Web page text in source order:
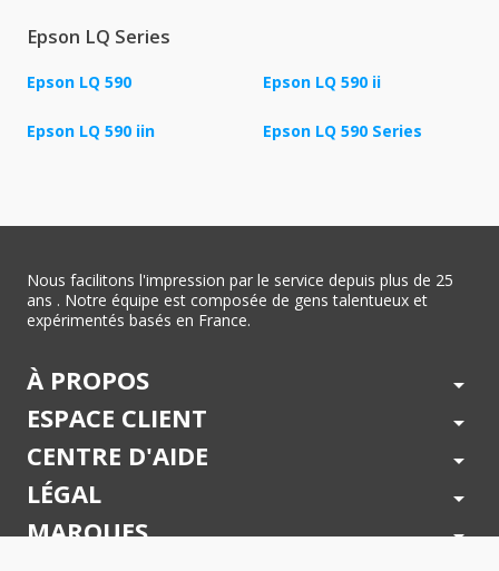
Epson LQ Series
Epson LQ 590 Epson LQ 590 ii
Epson LQ 590 iin Epson LQ 590 Series
Nous facilitons l'impression par le service depuis plus de 25
ans . Notre équipe est composée de gens talentueux et
expérimentés basés en France.
À PROPOS arrow_drop_down
ESPACE CLIENT arrow_drop_down
CENTRE D'AIDE arrow_drop_down
LÉGAL arrow_drop_down
MARQUES arrow_drop_down